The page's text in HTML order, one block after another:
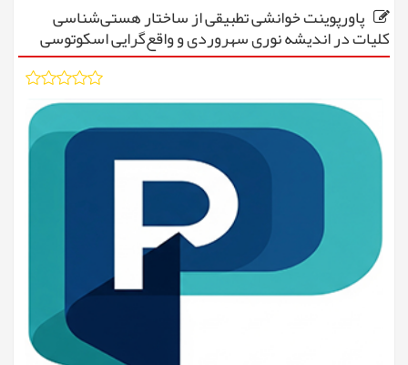
پاورپوینت خوانشی تطبیقی از ساختار هستی‌شناسی
کلیات در اندیشه نوری سهروردی و واقع‌گرایی اسکوتوسی